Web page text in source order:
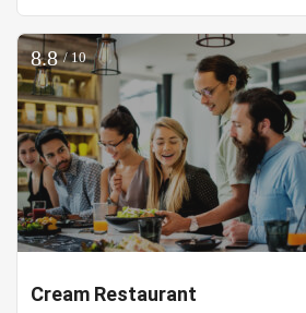
8.8/ 10
Cream Restaurant